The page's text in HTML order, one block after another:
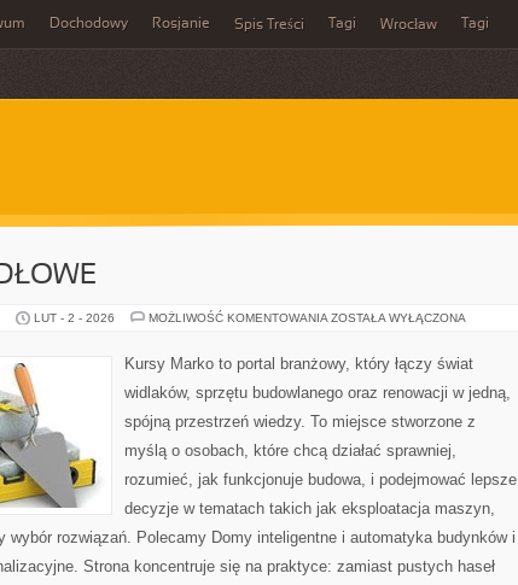
Dochodowy Rosjanie Spis Treści Tagi Wrocław Tagi
LUT - 2 - 2026 MOŻLIWOŚĆ KOMENTOWANIA WÓZKI
ZOSTAŁA WYŁĄCZONA
Kursy Marko to portal branżowy, który łączy świat
widlaków, sprzętu budowlanego oraz renowacji w jedną,
spójną przestrzeń wiedzy. To miejsce stworzone z
myślą o osobach, które chcą działać sprawniej,
rozumieć, jak funkcjonuje budowa, i podejmować lepsze
decyzje w tematach takich jak eksploatacja maszyn,
wybór rozwiązań. Polecamy Domy inteligentne i automatyka budynków i
Strona koncentruje się na praktyce: zamiast pustych haseł